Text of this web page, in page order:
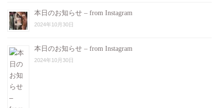
本日のお知らせ – from Instagram
2024年10月30日
本日のお知らせ – from Instagram
2024年10月30日